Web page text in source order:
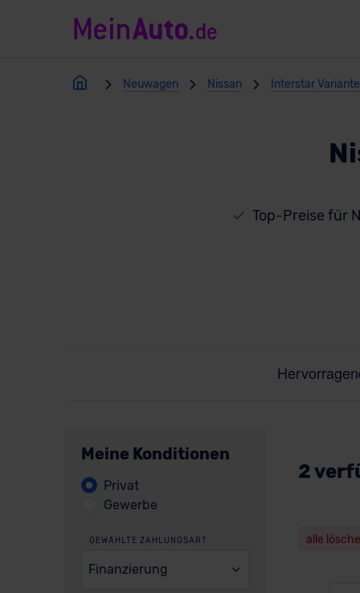
Neuwagen Nissan Interstar
Top-Preise für
Meine Konditionen
Privat
Gewerbe
GEWÄHLTE ZAHLUNGSART
Finanzierung
2
alle